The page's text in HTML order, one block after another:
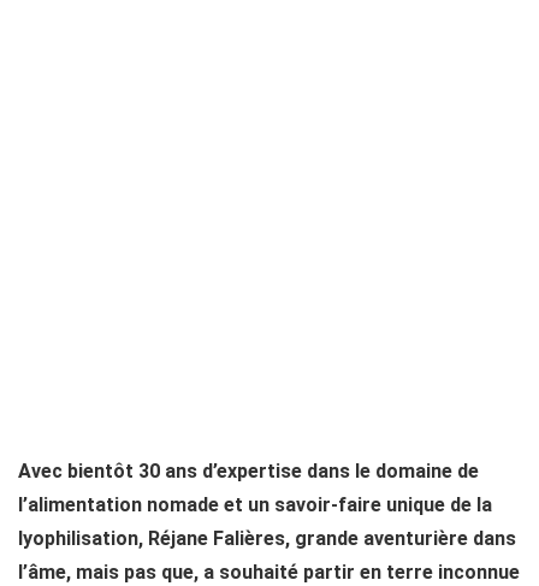
Avec bientôt 30 ans d’expertise dans le domaine de
l’alimentation nomade et un savoir-faire unique de la
lyophilisation, Réjane Falières, grande aventurière dans
l’âme, mais pas que, a souhaité partir en terre inconnue